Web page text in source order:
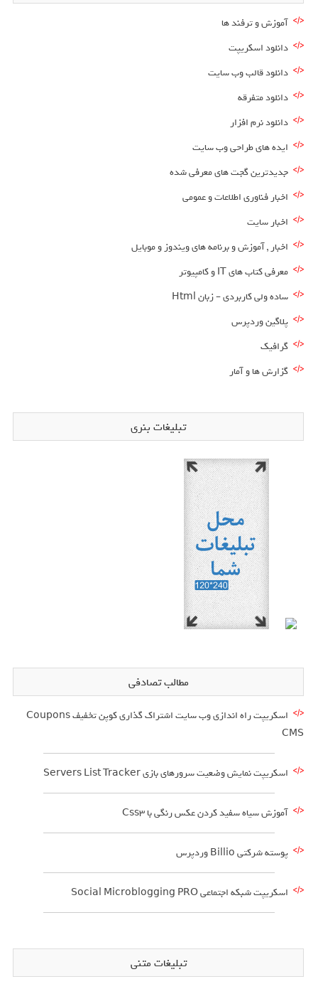
آموزش و ترفند ها
دانلود اسکریپت
دانلود قالب وب سایت
دانلود متفرقه
دانلود نرم افزار
ایده های طراحی وب سایت
جدیدترین گجت های معرفی شده
اخبار فناوری اطلاعات و عمومی
اخبار سایت
اخبار , آموزش و برنامه های ویندوز و موبایل
معرفی کتاب های IT و کامپیوتر
ساده ولی کاربردی – زبان Html
پلاگین وردپرس
گرافیک
گزارش ها و آمار
تبلیغات بنری
مطالب تصادفی
اسکریپت راه اندازی وب سایت اشتراک گذاری کوپن تخفیف Coupons
CMS
اسکریپت نمایش وضعیت سرورهای بازی Servers List Tracker
آموزش سیاه سفید کردن عکس رنگی با Css3
پوسته شرکتی Billio وردپرس
اسکریپت شبکه اجتماعی Social Microblogging PRO
تبلیغات متنی